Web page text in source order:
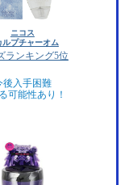
ニコス
ルプチャーオム
ランキング5位
後入手困難
可能性あり！